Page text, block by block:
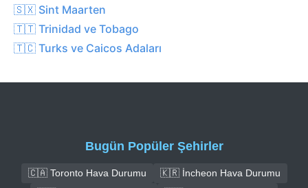
🇸🇽 Sint Maarten
🇹🇹 Trinidad ve Tobago
🇹🇨 Turks ve Caicos Adaları
Bugün Popüler Şehirler
🇨🇦 Toronto Hava Durumu
🇰🇷 İncheon Hava Durumu